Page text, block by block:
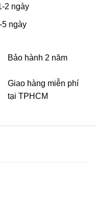
2 ngày
ngày
Bảo hành 2 năm
Giao hàng miễn phí
tại TPHCM